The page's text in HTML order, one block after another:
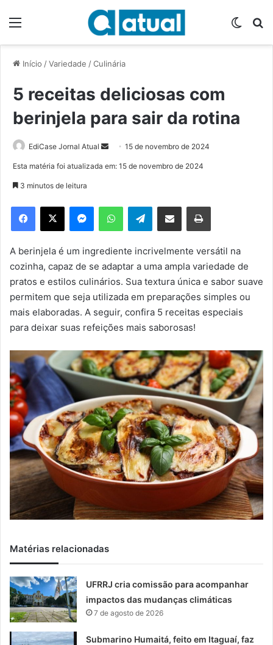
Início /Variedade /Culinária
5 receitas deliciosas com
berinjela para sair da rotina
EdiCase Jornal Atual
e
u
m
e
-
m
a
l
15 de novembro de 2024
Esta matéria foi atualizada em: 15 de novembro de 2024
3 minutos de leitura
Telegram
A berinjela é um ingrediente incrivelmente versátil na
cozinha, capaz de se adaptar a uma ampla variedade de
pratos e estilos culinários. Sua textura única e sabor suave
permitem que seja utilizada em preparações simples ou
mais elaboradas. A seguir, confira 5 receitas especiais
para deixar suas refeições mais saborosas!
Matérias relacionadas
UFRRJ cria comissão para acompanhar
impactos das mudanças climáticas
7 de agosto de 2026
Submarino Humaitá, feito em Itaguaí, faz